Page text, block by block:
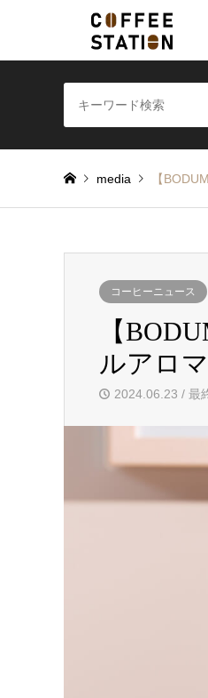
media 【
コーヒーニュース
【
ルアロ
2024.06.23 / 最